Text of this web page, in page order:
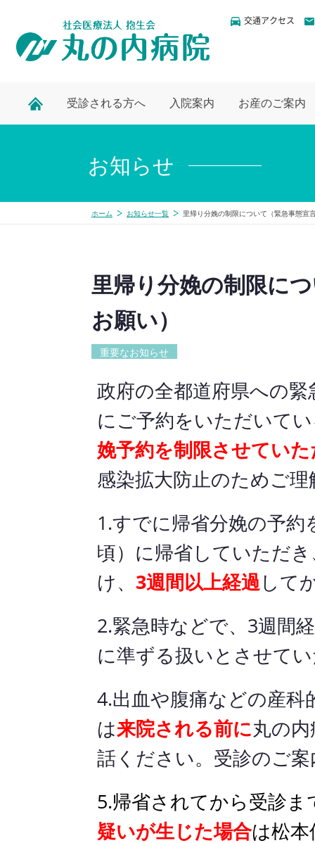
交通アクセス
受診される方へ 入院案内 お産のご案内
お知らせ
ホーム お知らせ一覧 里帰り分娩の制限について（緊急事態宣
里帰り分娩の制限に
お願い）
重要なお知らせ
政府の全都道府県への
にご予約をいただいて
娩予約を制限させてい
感染拡大防止のためご
1.すでに帰省分娩の予
頃）に帰省していただ
け、 3週間以上経過して
2.緊急時などで、3週間
に準ずる扱いとさせて
4.出血や腹痛などの産
は来院される前に丸の
話ください。受診のご
5.帰省されてから受診ま
疑いが生じた場合は松本